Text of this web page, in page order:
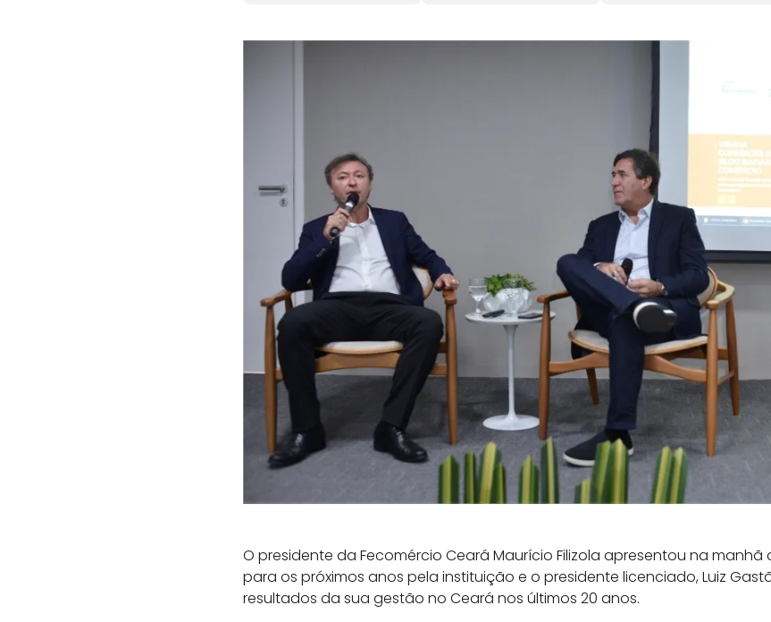
O presidente da Fecomércio Ceará Maurício Filizola apresentou na
para os próximos anos pela instituição e o presidente licenciado, Luiz
resultados da sua gestão no Ceará nos últimos 20 anos.